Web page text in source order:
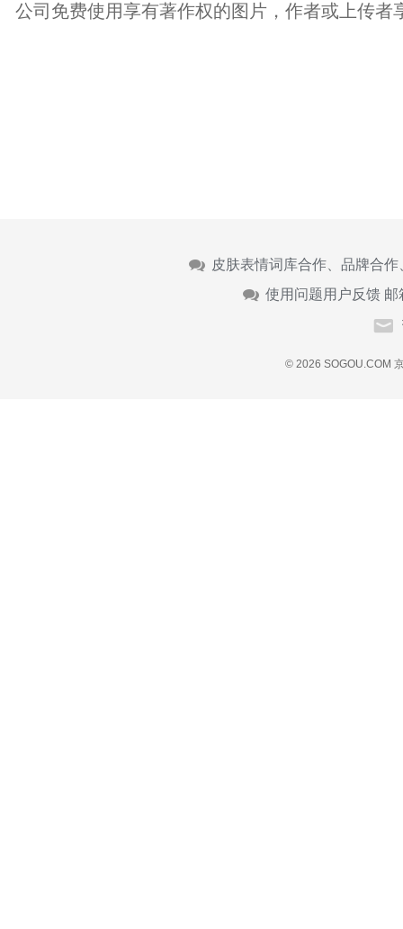
公司免费使用享有著作权的图片，作者或上传者
皮肤表情词库合作、品牌合
使用问题用户反馈 邮
© 2026 SOGOU.COM